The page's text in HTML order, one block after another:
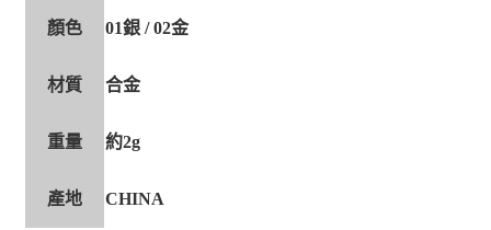
顏色 01銀 / 02金
材質 合金
重量 約2g
產地 CHINA